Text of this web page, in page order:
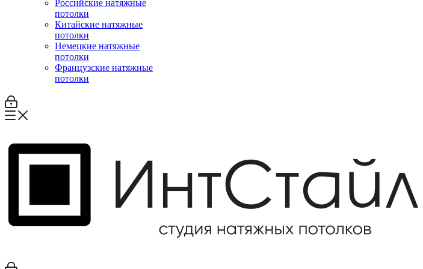
Российские натяжные
потолки
Китайские натяжные
потолки
Немецкие натяжные
потолки
Французские натяжные
потолки